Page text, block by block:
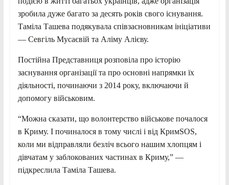
зробила дуже багато за десять років свого існування.
Таміла Ташева подякувала співзасновникам ініціативи
— Севгіль Мусаєвій та Аліму Алієву.
Постійна Представниця розповіла про історію
заснування організації та про основні напрямки їх
діяльності, починаючи з 2014 року, включаючи й
допомогу військовим.
“Можна сказати, що волонтерство військове почалося
в Криму. І починалося в тому числі і від КримSOS,
коли ми відправляли безліч всього нашим хлопцям і
дівчатам у заблокованих частинах в Криму,” —
підкреслила Таміла Ташева.